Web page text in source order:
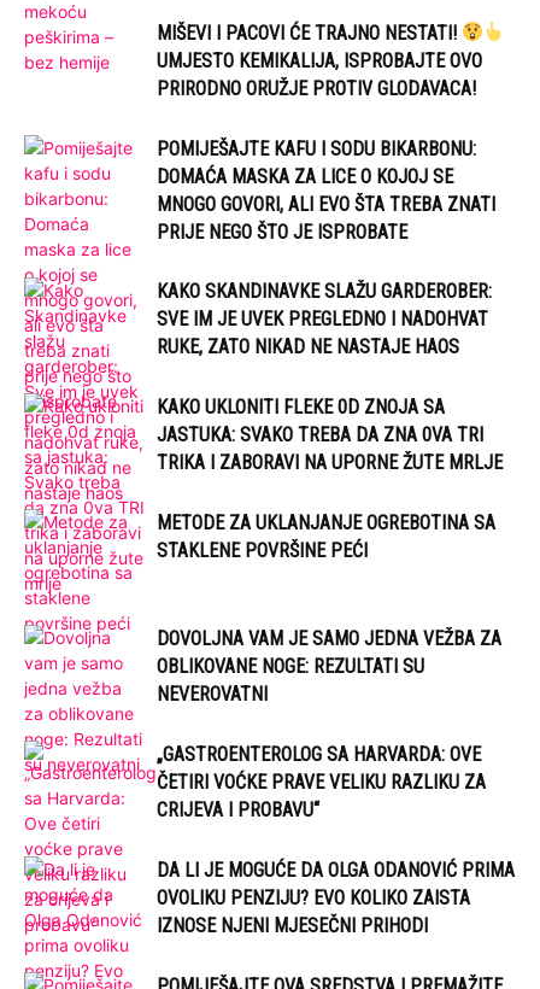
MIŠEVI I PACOVI ĆE TRAJNO NESTATI!
UMJESTO KEMIKALIJA, ISPROBAJTE OVO
PRIRODNO ORUŽJE PROTIV GLODAVACA!
POMIJEŠAJTE KAFU I SODU BIKARBONU:
DOMAĆA MASKA ZA LICE O KOJOJ SE
MNOGO GOVORI, ALI EVO ŠTA TREBA ZNATI
PRIJE NEGO ŠTO JE ISPROBATE
KAKO SKANDINAVKE SLAŽU GARDEROBER:
SVE IM JE UVEK PREGLEDNO I NADOHVAT
RUKE, ZATO NIKAD NE NASTAJE HAOS
KAKO UKLONITI FLEKE 0D ZNOJA SA
JASTUKA: SVAKO TREBA DA ZNA 0VA TRI
TRIKA I ZABORAVI NA UPORNE ŽUTE MRLJE
METODE ZA UKLANJANJE OGREBOTINA SA
STAKLENE POVRŠINE PEĆI
DOVOLJNA VAM JE SAMO JEDNA VEŽBA ZA
OBLIKOVANE NOGE: REZULTATI SU
NEVEROVATNI
„GASTROENTEROLOG SA HARVARDA: OVE
ČETIRI VOĆKE PRAVE VELIKU RAZLIKU ZA
CRIJEVA I PROBAVU“
DA LI JE MOGUĆE DA OLGA ODANOVIĆ PRIMA
OVOLIKU PENZIJU? EVO KOLIKO ZAISTA
IZNOSE NJENI MJESEČNI PRIHODI